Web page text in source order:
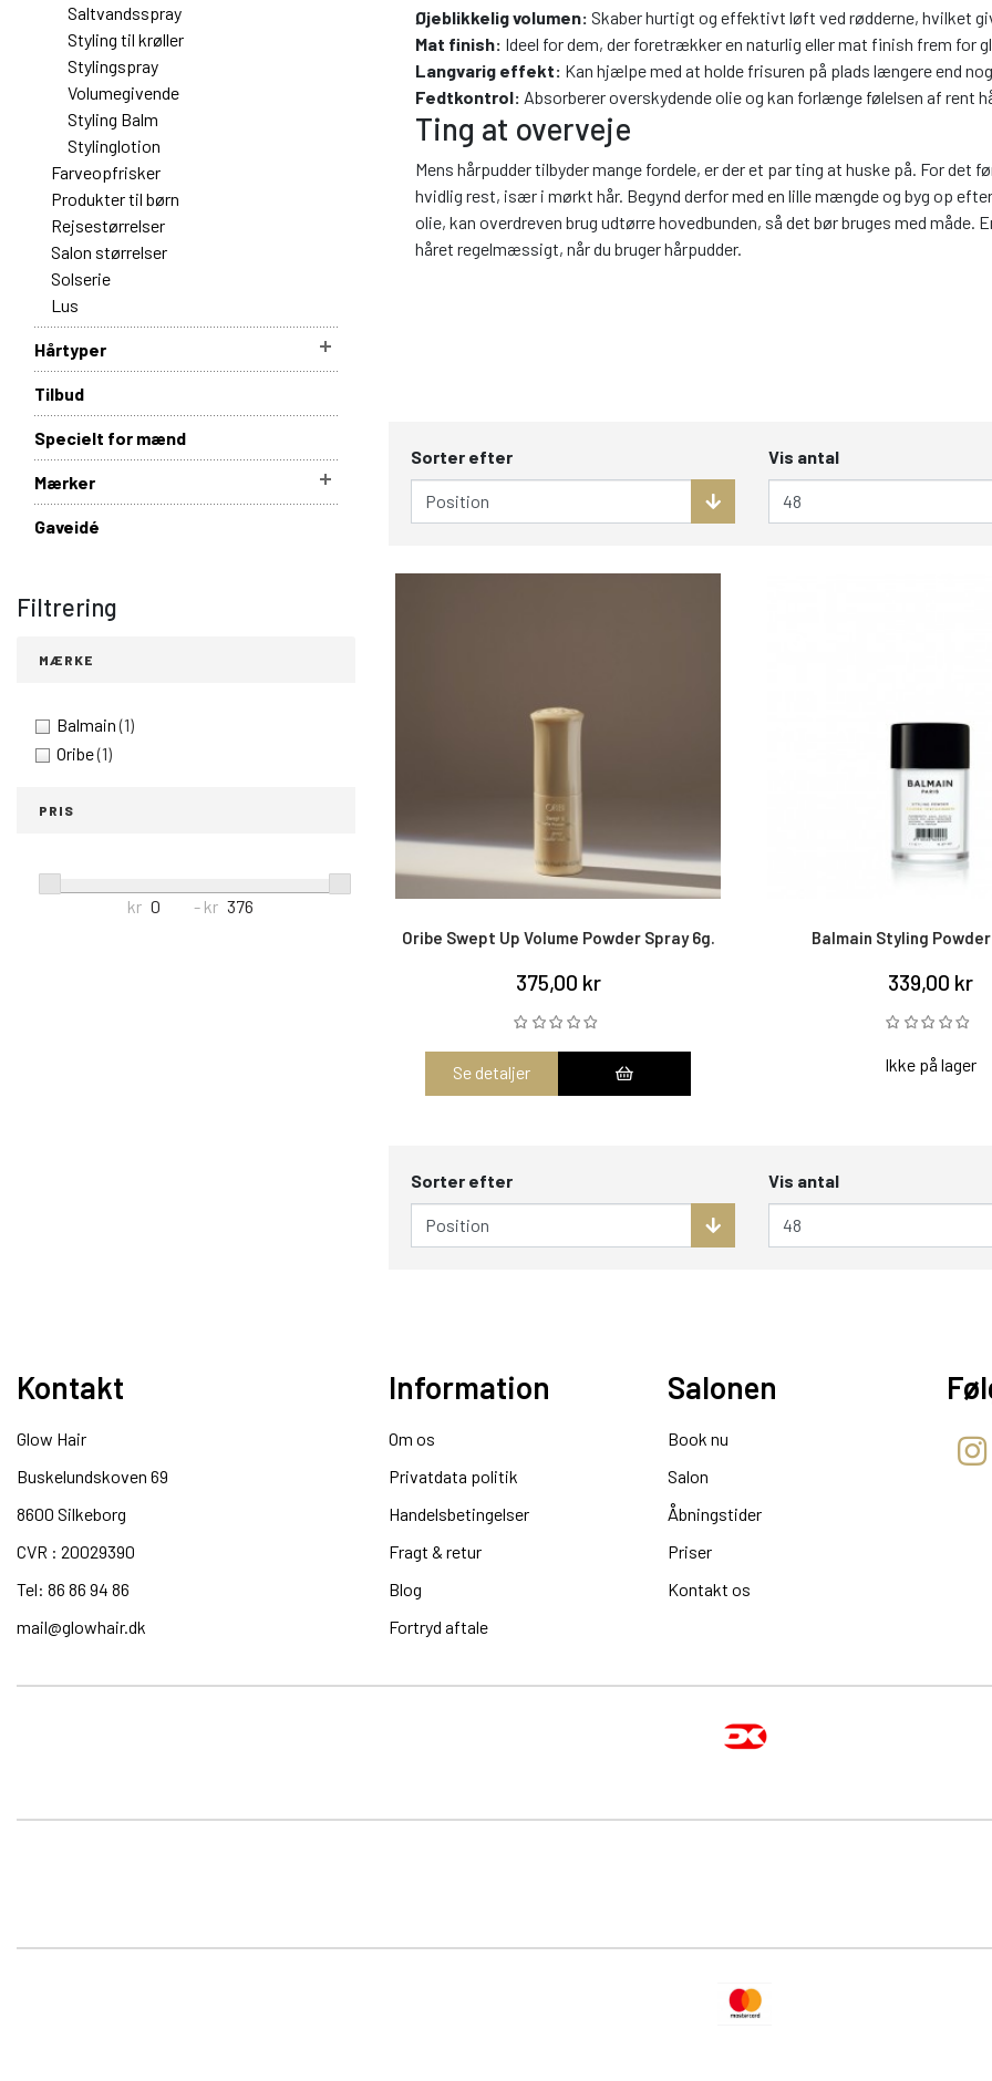
Saltvandsspray
Styling til krøller
Stylingspray
Volumegivende
Styling Balm
Stylinglotion
Farveopfrisker
Produkter til børn
Rejsestørrelser
Salon størrelser
Solserie
Lus
Hårtyper
Tilbud
Specielt for mænd
Mærker
Gaveidé
Filtrering
MÆRKE
Balmain(1)
Oribe(1)
PRIS
kr - kr
Øjeblikkelig volumen: Skaber hurtigt og effektivt løft ved rødderne, hvilket
Mat finish: Ideel for dem, der foretrækker en naturlig eller mat finish frem for
Langvarig effekt: Kan hjælpe med at holde frisuren på plads længere end
Fedtkontrol: Absorberer overskydende olie og kan forlænge følelsen af rent
Ting at overveje
Mens hårpudder tilbyder mange fordele, er der et par ting at huske på. For
hvidlig rest, især i mørkt hår. Begynd derfor med en lille mængde og byg op
olie, kan overdreven brug udtørre hovedbunden, så det bør bruges med
håret regelmæssigt, når du bruger hårpudder.
Sorter efter Vis antal
Oribe Swept Up Volume Powder Spray 6g.
375,00 kr
Se detaljer
Balmain Styling Powder
339,00 kr
Ikke på lager
Sorter efter Vis antal
Kontakt
Glow Hair
Buskelundskoven 69
8600 Silkeborg​
CVR : 20029390​
Tel: 86 86 94 86
mail@glowhair.dk
Information
Om os
Privatdata politik
Handelsbetingelser
Fragt & retur
Blog
Fortryd aftale
Salonen
Book nu
Salon
Åbningstider
Priser
Kontakt os